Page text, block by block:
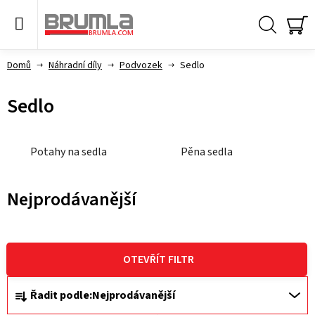
Domů Náhradní díly Podvozek Sedlo
Sedlo
Potahy na sedla Pěna sedla
Nejprodávanější
Ř
a
Řadit podle:Nejprodávanější
OTEVŘÍT FILTR
V
p